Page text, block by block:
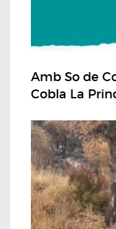
Amb So de
Cobla La